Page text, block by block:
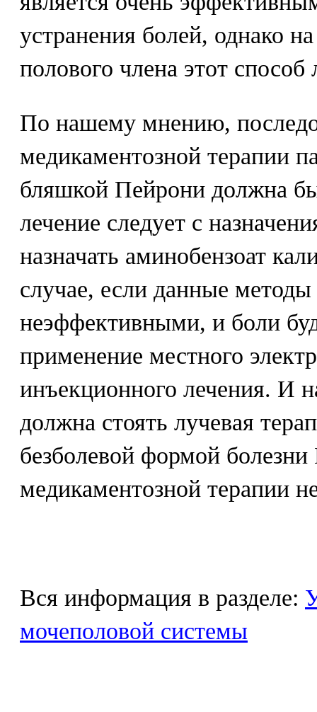
устранения болей, однако
полового члена этот способ
По нашему мнению,
медикаментозной терапии
бляшкой Пейрони должна
лечение следует с
назначать аминобензоат
случае, если данные
неэффективными, и боли
применение местного
инъекционного лечения. И
должна стоять лучевая
безболевой формой
медикаментозной терапии
Вся информация в разделе:
мочеполовой системы